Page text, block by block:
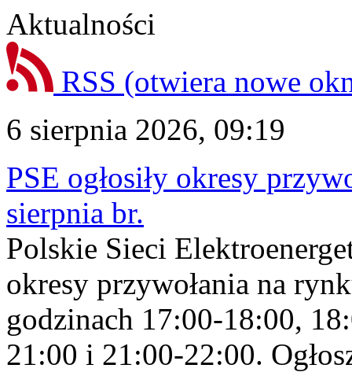
Aktualności
RSS (otwiera nowe
6 sierpnia 2026, 09:19
PSE ogłosiły okresy
sierpnia br.
Polskie Sieci
okresy przywołania na
godzinach 17:00-18:00,
21:00 i 21:00-22:00.